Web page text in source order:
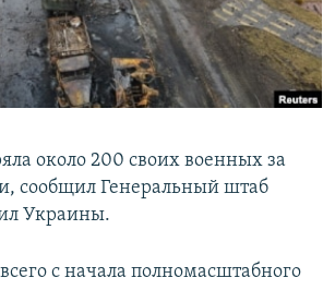
RLоколо 200 своих военных за
сообщил Генеральный штаб
Украины.
с начала полномасштабного